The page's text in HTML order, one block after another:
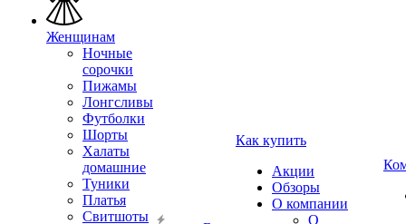
Женщинам
Ночные
сорочки
Пижамы
Лонгсливы
Футболки
Шорты
Халаты
домашние
Туники
Платья
Свитшоты
Как купить
Акции
Обзоры
О компании
О